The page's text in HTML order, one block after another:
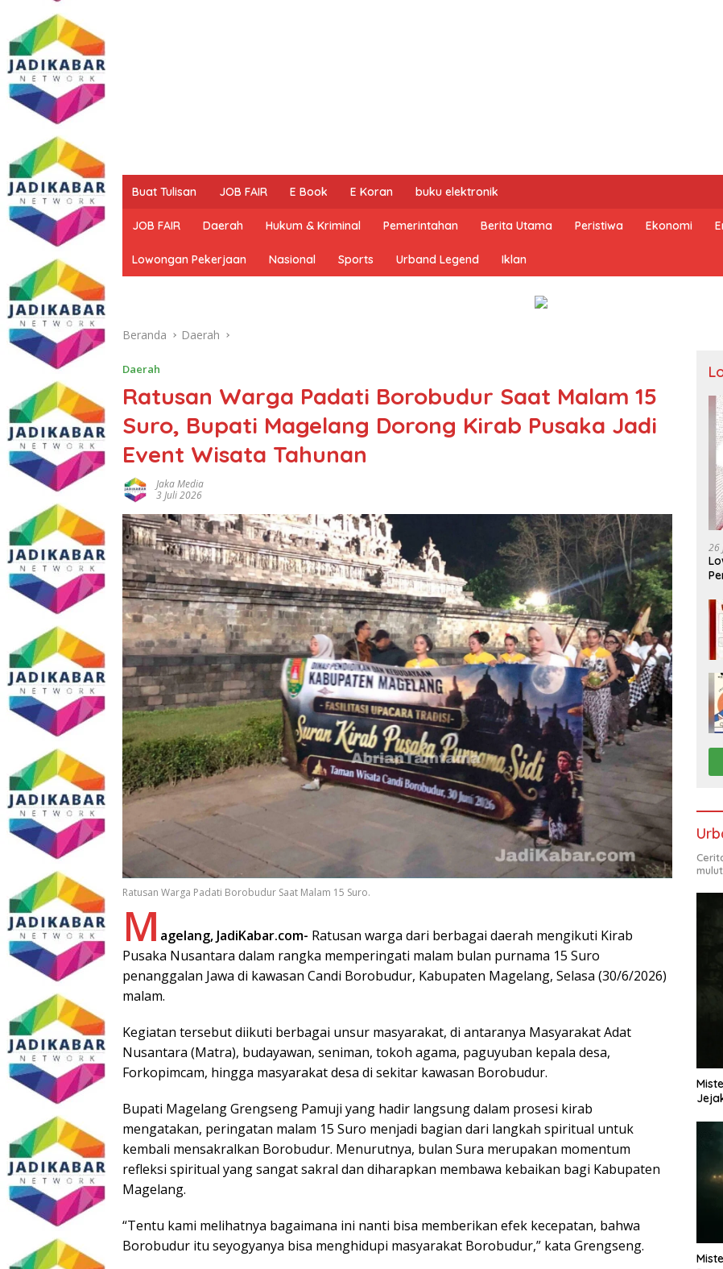
Buat Tulisan JOB FAIR E Book E Koran buku elektronik
JOB FAIR Daerah Hukum & Kriminal Pemerintahan Berita Utama Peristiwa Ekonomi
Lowongan Pekerjaan Nasional Sports Urband Legend Iklan
Beranda Daerah
Daerah
Ratusan Warga Padati Borobudur Saat Malam 15
Suro, Bupati Magelang Dorong Kirab Pusaka Jadi
Event Wisata Tahunan
Jaka Media
3 Juli 2026
Ratusan Warga Padati Borobudur Saat Malam 15 Suro.
M agelang, JadiKabar.com- Ratusan warga dari berbagai daerah mengikuti Kirab
Pusaka Nusantara dalam rangka memperingati malam bulan purnama 15 Suro
penanggalan Jawa di kawasan Candi Borobudur, Kabupaten Magelang, Selasa (30/6/2026)
malam.
Kegiatan tersebut diikuti berbagai unsur masyarakat, di antaranya Masyarakat Adat
Nusantara (Matra), budayawan, seniman, tokoh agama, paguyuban kepala desa,
Forkopimcam, hingga masyarakat desa di sekitar kawasan Borobudur.
Bupati Magelang Grengseng Pamuji yang hadir langsung dalam prosesi kirab
mengatakan, peringatan malam 15 Suro menjadi bagian dari langkah spiritual untuk
kembali mensakralkan Borobudur. Menurutnya, bulan Sura merupakan momentum
refleksi spiritual yang sangat sakral dan diharapkan membawa kebaikan bagi Kabupaten
Magelang.
“Tentu kami melihatnya bagaimana ini nanti bisa memberikan efek kecepatan, bahwa
Borobudur itu seyogyanya bisa menghidupi masyarakat Borobudur,” kata Grengseng.
26